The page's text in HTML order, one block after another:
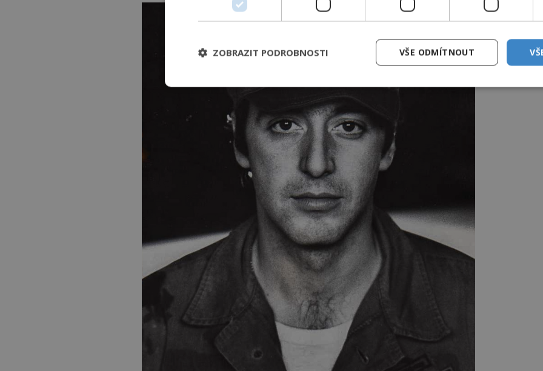
VŠE ODMÍTNOUT
ZOBRAZIT PODROBNOSTI